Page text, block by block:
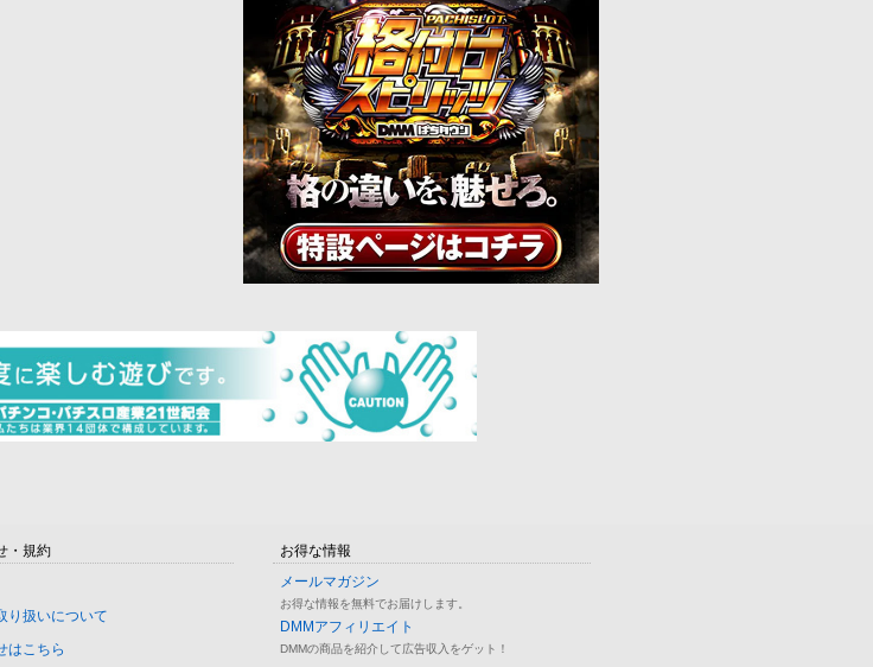
・規約
り扱いについて
はこちら
お得な情報
メールマガジン
お得な情報を無料でお届けします。
DMMアフィリエイト
DMMの商品を紹介して広告収入をゲット！